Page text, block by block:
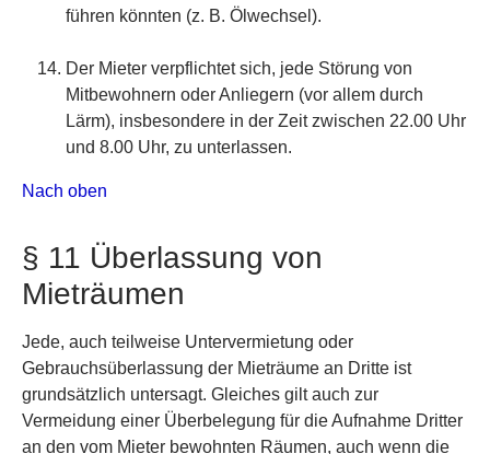
führen könnten (z. B. Ölwechsel).
Der Mieter verpflichtet sich, jede Störung von
Mitbewohnern oder Anliegern (vor allem durch
Lärm), insbesondere in der Zeit zwischen 22.00 Uhr
und 8.00 Uhr, zu unterlassen.
Nach oben
§ 11 Überlassung von
Mieträumen
Jede, auch teilweise Untervermietung oder
Gebrauchsüberlassung der Mieträume an Dritte ist
grundsätzlich untersagt. Gleiches gilt auch zur
Vermeidung einer Überbelegung für die Aufnahme Dritter
an den vom Mieter bewohnten Räumen, auch wenn die